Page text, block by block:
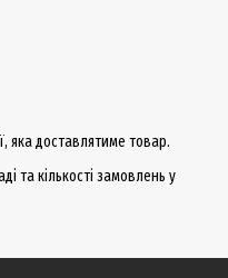
яка доставлятиме товар.
та кількості замовлень у